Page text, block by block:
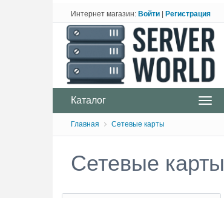
Интернет магазин: Войти Регистрация
Каталог
Главная Сетевые карты
Сетевые карты